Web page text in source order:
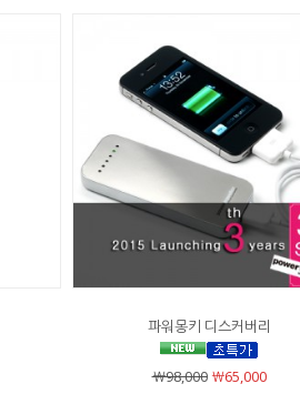
파워몽키 디스커버리
￦98,000￦65,000